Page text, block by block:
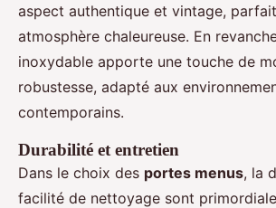
aspect authentique et vintage,
atmosphère chaleureuse. En
inoxydable apporte une touche de
robustesse, adapté aux
contemporains.
Durabilité et entretien
Dans le choix des portes menus, la
facilité de nettoyage sont